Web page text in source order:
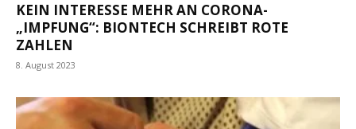
KEIN INTERESSE MEHR AN CORONA-
„IMPFUNG“: BIONTECH SCHREIBT ROTE
ZAHLEN
8. August 2023